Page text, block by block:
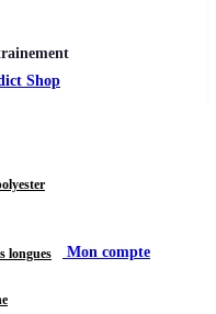
longues
Mon compte